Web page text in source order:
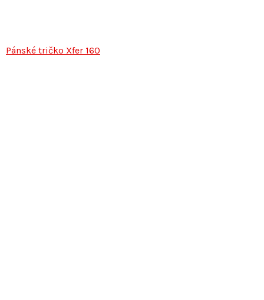
Pánské tričko Xfer 160